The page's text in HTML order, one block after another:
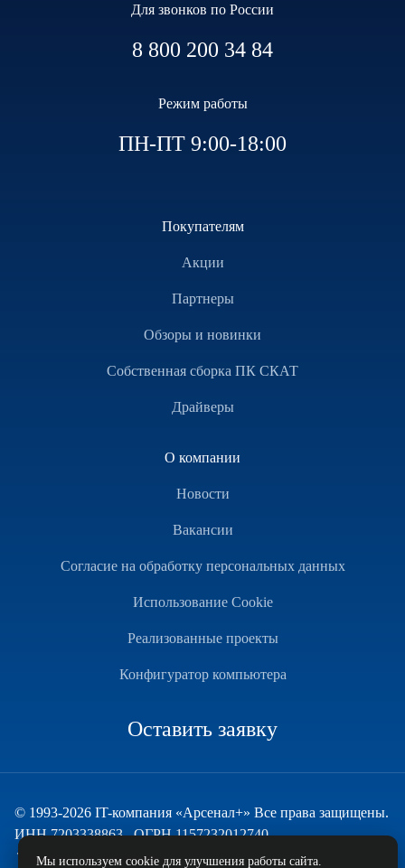
Для звонков по России
8 800 200 34 84
Режим работы
ПН-ПТ 9:00-18:00
Покупателям
Акции
Партнеры
Обзоры и новинки
Собственная сборка ПК СКАТ
Драйверы
О компании
Новости
Вакансии
Согласие на обработку персональных данных
Использование Cookie
Реализованные проекты
Конфигуратор компьютера
Оставить заявку
© 1993-2026 IT-компания «Арсенал+» Все права защищены.
ИНН 7203338863 , ОГРН 1157232012740
Техническая поддержка
Мы используем cookie для улучшения работы сайта.